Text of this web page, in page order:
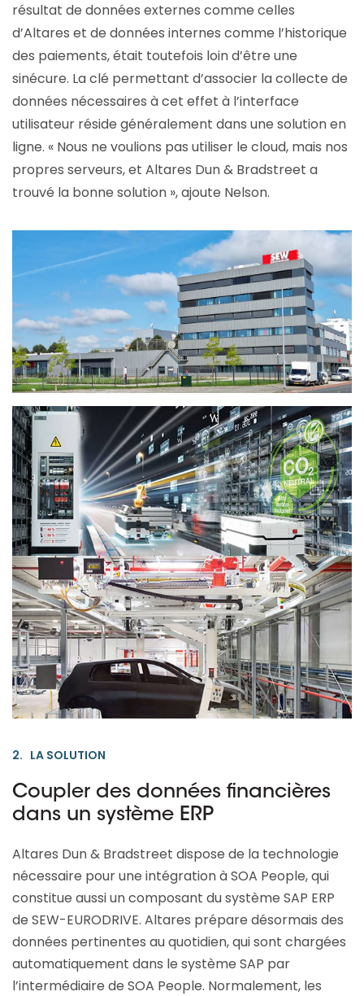
résultat de données externes comme celles
d’Altares et de données internes comme l’historique
des paiements, était toutefois loin d’être une
sinécure. La clé permettant d’associer la collecte de
données nécessaires à cet effet à l’interface
utilisateur réside généralement dans une solution en
ligne. « Nous ne voulions pas utiliser le cloud, mais nos
propres serveurs, et Altares Dun & Bradstreet a
trouvé la bonne solution », ajoute Nelson.
2. LA SOLUTION
Coupler des données financières
dans un système ERP
Altares Dun & Bradstreet dispose de la technologie
nécessaire pour une intégration à SOA People, qui
constitue aussi un composant du système SAP ERP
de SEW-EURODRIVE. Altares prépare désormais des
données pertinentes au quotidien, qui sont chargées
automatiquement dans le système SAP par
l’intermédiaire de SOA People. Normalement, les